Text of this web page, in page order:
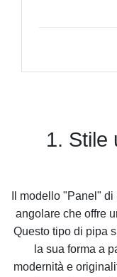
1. Stile
Il modello "Panel"
angolare che offre
Questo tipo di pipa
la sua forma a
modernità e